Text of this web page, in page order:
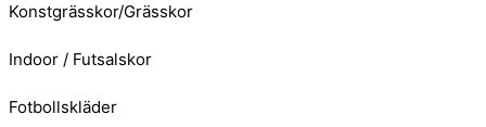
Konstgrässkor/Grässkor
Indoor / Futsalskor
Fotbollskläder